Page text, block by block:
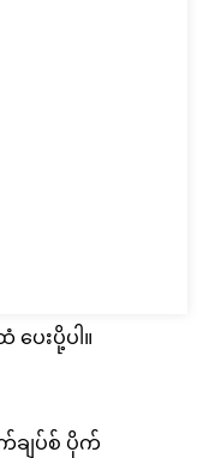
ေးပို့ပါ။